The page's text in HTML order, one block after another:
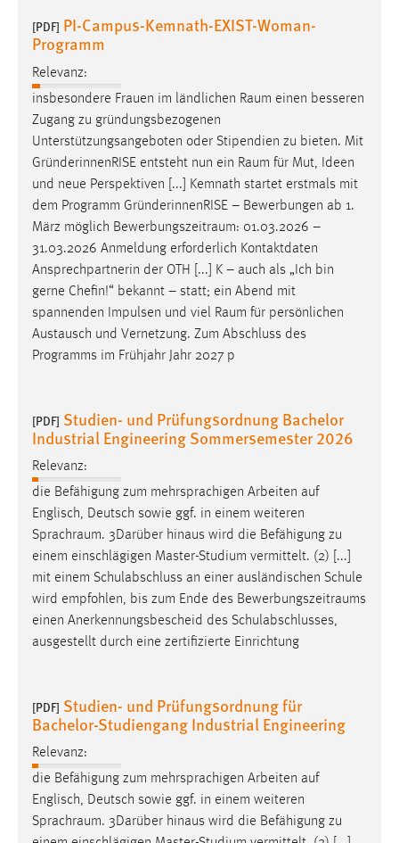
[PDF] PI-Campus-Kemnath-EXIST-Woman-
Programm
Relevanz:
insbesondere Frauen im ländlichen Raum einen besseren
Zugang zu gründungsbezogenen
Unterstützungsangeboten oder Stipendien zu bieten. Mit
GründerinnenRISE entsteht nun ein Raum für Mut, Ideen
und neue Perspektiven [...] Kemnath startet erstmals mit
dem Programm GründerinnenRISE – Bewerbungen ab 1.
März möglich Bewerbungszeitraum: 01.03.2026 –
31.03.2026 Anmeldung erforderlich Kontaktdaten
Ansprechpartnerin der OTH [...] K – auch als „Ich bin
gerne Chefin!“ bekannt – statt; ein Abend mit
spannenden Impulsen und viel Raum für persönlichen
Austausch und Vernetzung. Zum Abschluss des
Programms im Frühjahr Jahr 2027 p
[PDF] Studien- und Prüfungsordnung Bachelor
Industrial Engineering Sommersemester 2026
Relevanz:
die Befähigung zum mehrsprachigen Arbeiten auf
Englisch, Deutsch sowie ggf. in einem weiteren
Sprachraum. 3Darüber hinaus wird die Befähigung zu
einem einschlägigen Master-Studium vermittelt. (2) [...]
mit einem Schulabschluss an einer ausländischen Schule
wird empfohlen, bis zum Ende des Bewerbungszeitraums
einen Anerkennungsbescheid des Schulabschlusses,
ausgestellt durch eine zertifizierte Einrichtung
[PDF] Studien- und Prüfungsordnung für
Bachelor-Studiengang Industrial Engineering
Relevanz:
die Befähigung zum mehrsprachigen Arbeiten auf
Englisch, Deutsch sowie ggf. in einem weiteren
Sprachraum. 3Darüber hinaus wird die Befähigung zu